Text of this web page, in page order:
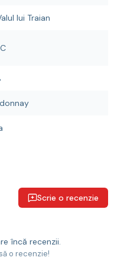
lui Traian
Scrie o recenzie
încă recenzii.
o recenzie!